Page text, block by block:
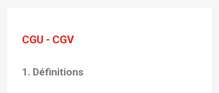
CGU - CGV
1. Définitions